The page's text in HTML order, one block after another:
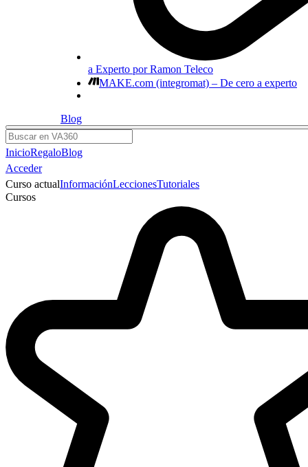
a Experto por Ramon Teleco
MAKE.com (integromat) – De cero a experto
Blog
Buscar
InicioRegaloBlog
Acceder
Curso actualInformaciónLeccionesTutoriales
Cursos